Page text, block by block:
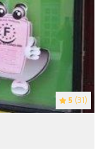
5 (31)